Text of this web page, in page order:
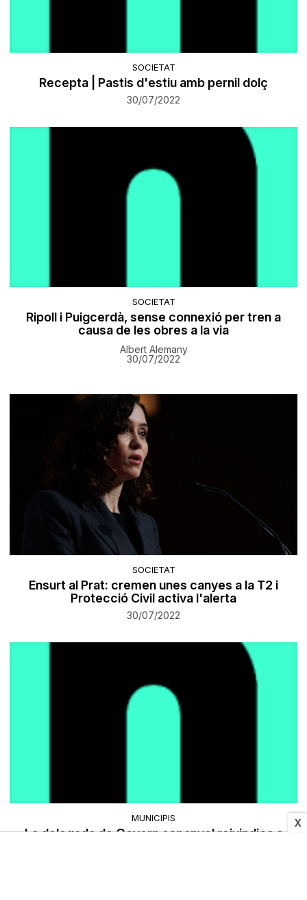
X
SOCIETAT
Recepta | Pastis d'estiu amb pernil dolç
30/07/2022
SOCIETAT
Ripoll i Puigcerdà, sense connexió per tren a
causa de les obres a la via
Albert Alemany
30/07/2022
SOCIETAT
Ensurt al Prat: cremen unes canyes a la T2 i
Protecció Civil activa l'alerta
30/07/2022
MUNICIPIS
La delegada de Govern espanyol reivindica a